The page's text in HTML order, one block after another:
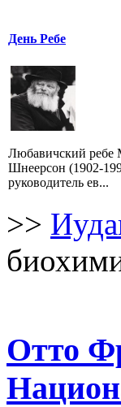
День Ребе
Любавичский ребе
Шнеерсон (1902-
руководитель ев...
>>
Отто